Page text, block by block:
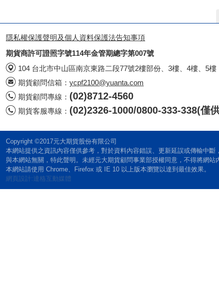
隱私權保護聲明及個人資料保護法告知事項
期貨商許可證照字號114年金管期總字第007號
104 台北市中山區南京東路二段77號2樓部份、3樓、4樓、5樓
期貨顧問信箱： ycpf2100@yuanta.com
期貨顧問專線： (02)8712-4560
期貨客服專線： (02)2326-1000/0800-333-338(僅
Copyright ©2017元大期貨股份有限公司
本網站提供之資訊內容僅供參考，對於資料內容錯誤、更新延誤或傳輸中
與本網站無關，特此聲明。未經元大期貨顧問事業部授權同意，不得將網站
本網站請使用 Chrome、Firefox 或 IE 10 以上版本瀏覽以達到最佳效果。
網頁設計:達格互動媒體